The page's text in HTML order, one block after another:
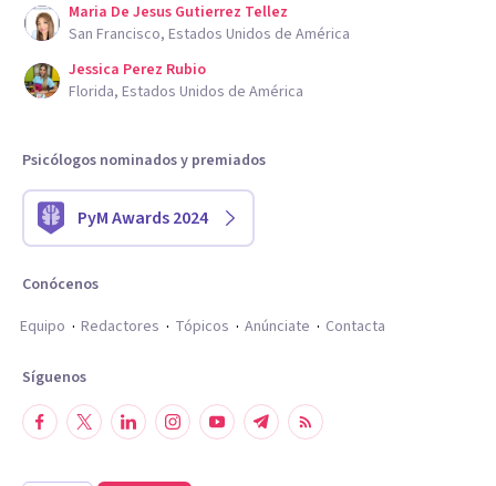
Maria De Jesus Gutierrez Tellez
San Francisco, Estados Unidos de América
Jessica Perez Rubio
Florida, Estados Unidos de América
Psicólogos nominados y premiados
PyM Awards 2024
Conócenos
Equipo
Redactores Tópicos Anúnciate Contacta
Síguenos